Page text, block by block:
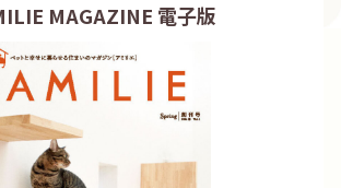
MAGAZINE 電子版